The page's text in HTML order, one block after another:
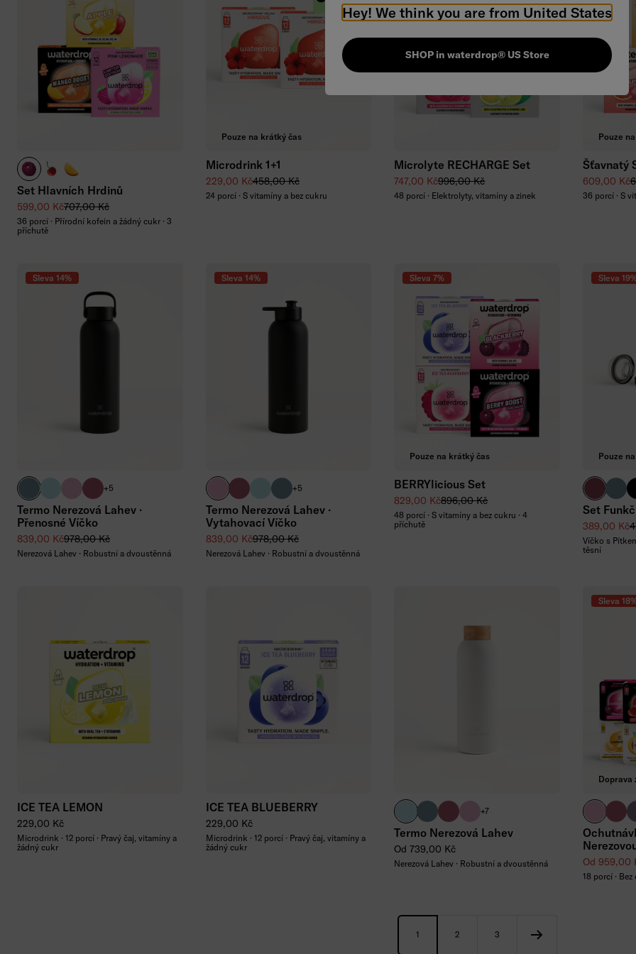
BERRY BOOST
CHERRY BOOST
MANGO BOOST
Set Hlavních Hrdinů
Zvýhodněná cena
599,00 KčBěžná cena
707,00 Kč
36 porcí · Přírodní kofein a žádný cukr · 3
příchutě
Pouze na krátký čas
Microdrink 1+1
Zvýhodněná cena
229,00 KčBěžná cena
458,00 Kč
24 porcí · S vitamíny a bez cukru
Microlyte RECHARGE Set
Zvýhodněná cena
747,00 KčBěžná cena
996,00 Kč
48 porcí · Elektrolyty, vitamíny a zinek
Pouze
Šťavnatý
609,00 Kč
36 porcí · S
Sleva 14%
tyrkysová matná
pastelová tyrkysová matná
pastelová růžová matná
růžová matná
+5
Termo Nerezová Lahev ·
Přenosné Víčko
Zvýhodněná cena
839,00 KčBěžná cena
978,00 Kč
Nerezová Lahev · Robustní a dvoustěnná
Sleva 14%
pastelová růžová matná
růžová matná
pastelová tyrkysová matná
tyrkysová matná
+5
Termo Nerezová Lahev ·
Vytahovací Víčko
Zvýhodněná cena
839,00 KčBěžná cena
978,00 Kč
Nerezová Lahev · Robustní a dvoustěnná
Sleva 7%
Pouze na krátký čas
BERRYlicious Set
Zvýhodněná cena
829,00 KčBěžná cena
896,00 Kč
48 porcí · S vitamíny a bez cukru · 4
příchutě
Sleva
Pouze
vínová
Set
389,00 Kč
Víčko s
těsní
ICE TEA LEMON
Běžná cena
229,00 Kč
Microdrink · 12 porcí · Pravý čaj, vitamíny a
žádný cukr
ICE TEA BLUEBERRY
Běžná cena
229,00 Kč
Microdrink · 12 porcí · Pravý čaj, vitamíny a
žádný cukr
pastelová tyrkysová matná
tyrkysová matná
růžová matná
pastelová růžová matná
+7
Termo Nerezová Lahev
Běžná cena
Od 739,00 Kč
Nerezová Lahev · Robustní a dvoustěnná
Sleva
Doprava
Od 959,00
18 porcí ·
1 2 3
Hey! We think you are from United States
SHOP in waterdrop® US Store